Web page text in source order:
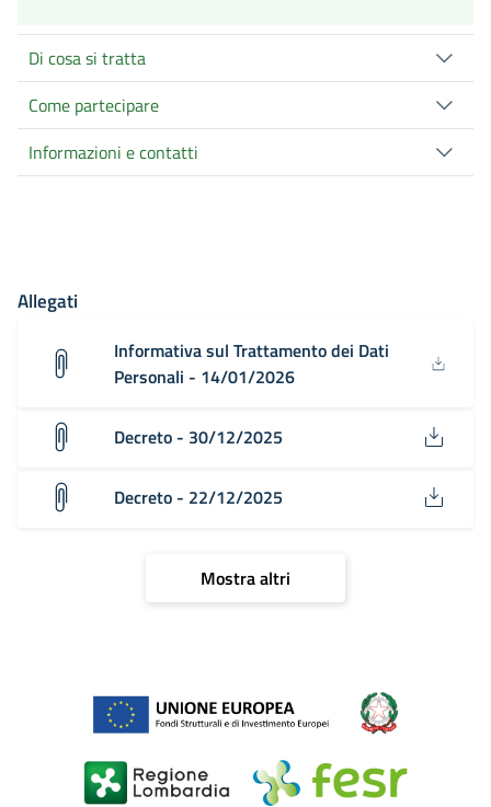
Di cosa si tratta
Come partecipare
Informazioni e contatti
Allegati
Informativa sul Trattamento dei Dati
Personali - 14/01/2026
Decreto - 30/12/2025
Decreto - 22/12/2025
Mostra altri